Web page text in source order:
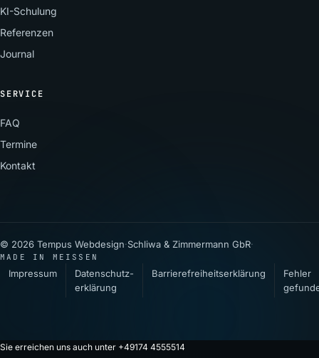
KI-Schulung
Referenzen
Journal
SERVICE
FAQ
Termine
Kontakt
© 2026 Tempus Webdesign·Schliwa & Zimmermann GbR·
MADE IN MEISSEN
Impressum
Datenschutz­
erklärung
Barrierefreiheitserklärung
Fehler
Sie erreichen uns auch unter +49174 4555514